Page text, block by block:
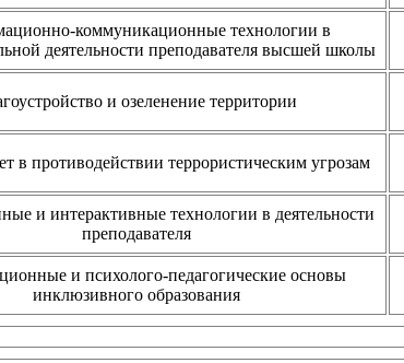
коммуникационные технологии в
деятельности преподавателя высшей школы
и озеленение территории
в противодействии террористическим угрозам
и интерактивные технологии в деятельности
преподавателя
и психолого-педагогические основы
инклюзивного образования